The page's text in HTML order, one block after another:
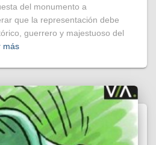
del monumento a
que la representación debe
guerrero y majestuoso del
más